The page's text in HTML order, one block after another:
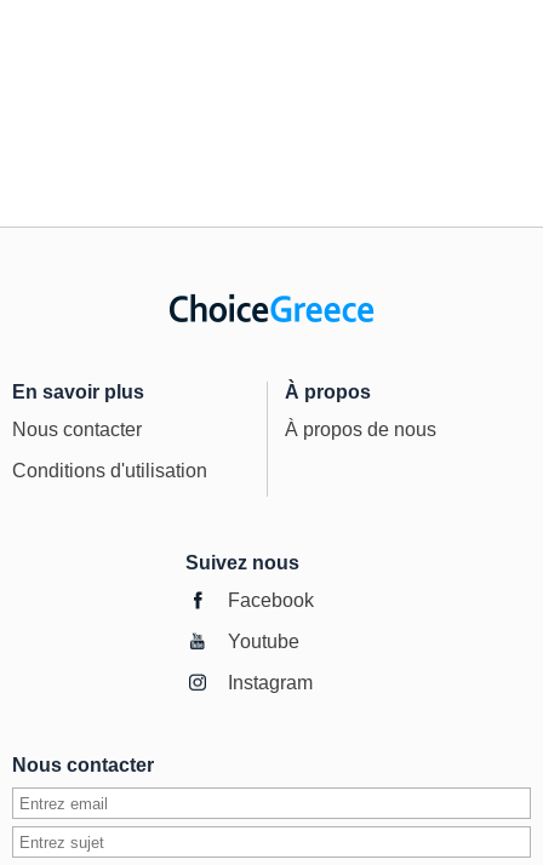
En savoir plus
Nous contacter
Conditions d'utilisation
À propos
À propos de nous
Suivez nous
Facebook
Youtube
Instagram
Nous contacter